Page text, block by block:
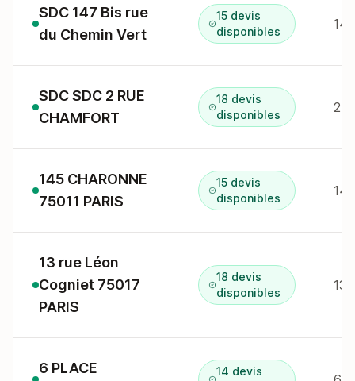
SDC 147 Bis rue
du Chemin Vert
15 devis
disponibles
SDC SDC 2 RUE
CHAMFORT
18 devis
disponibles
2 r
145 CHARONNE
75011 PARIS
15 devis
disponibles
13 rue Léon
Cogniet 75017
PARIS
18 devis
disponibles
13
6 PLACE
14 devis